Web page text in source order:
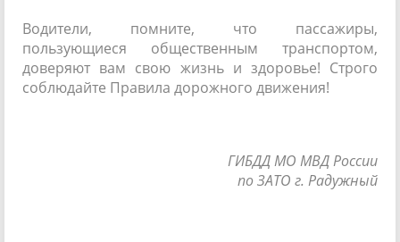
Водители, помните, что пассажиры,
пользующиеся общественным транспортом,
доверяют вам свою жизнь и здоровье! Строго
соблюдайте Правила дорожного движения!
ГИБДД МО МВД России
по ЗАТО г. Радужный